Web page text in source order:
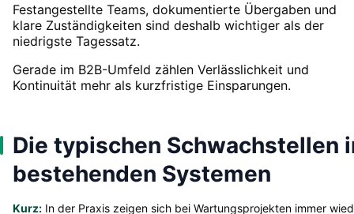
Festangestellte Teams, dokumentierte Übergaben und
klare Zuständigkeiten sind deshalb wichtiger als der
niedrigste Tagessatz.
Gerade im B2B-Umfeld zählen Verlässlichkeit und
Kontinuität mehr als kurzfristige Einsparungen.
Die typischen Schwachstellen
bestehenden Systemen
Kurz: In der Praxis zeigen sich bei Wartungsprojekten immer